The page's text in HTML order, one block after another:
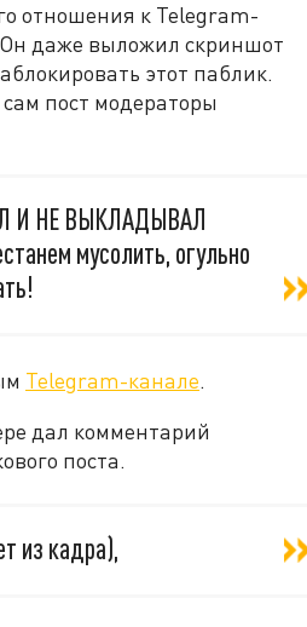
отношения к Telegram-
Он даже выложил скриншот
этот паблик.
пост модераторы
И НЕ ВЫКЛАДЫВАЛ
мусолить, огульно
Telegram-канале.
дал комментарий
поста.
из кадра),